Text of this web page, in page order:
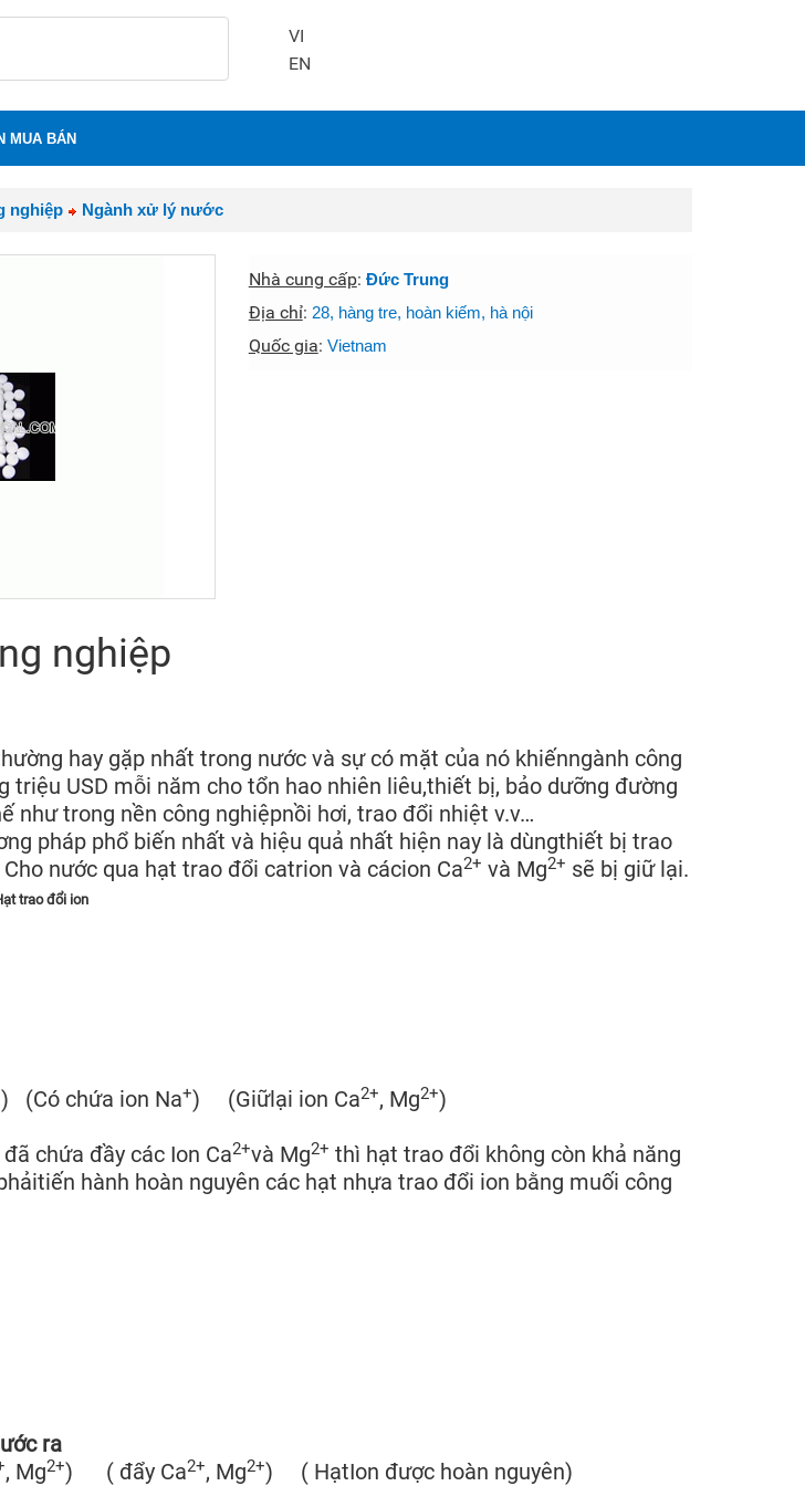
VI
EN
MUA BÁN
nghiệp Ngành xử lý nước
Nhà cung cấp: Đức Trung
Địa chỉ: 28, hàng tre, hoàn kiếm, hà nội
Quốc gia: Vietnam
nghiệp
hay gặp nhất trong nước và sự có mặt của nó khiếnngành công
triệu USD mỗi năm cho tổn hao nhiên liêu,thiết bị, bảo dưỡng đường
như trong nền công nghiệpnồi hơi, trao đổi nhiệt v.v…
pháp phổ biến nhất và hiệu quả nhất hiện nay là dùngthiết bị trao
nước qua hạt trao đổi catrion và cácion Ca2+ và Mg2+ sẽ bị giữ lại.
trao đổi ion
) (Có chứa ion Na+) (Giữlại ion Ca2+, Mg2+)
chứa đầy các Ion Ca2+và Mg2+ thì hạt trao đổi không còn khả năng
hành hoàn nguyên các hạt nhựa trao đổi ion bằng muối công
ra
, Mg2+) ( đẩy Ca2+, Mg2+) ( HạtIon được hoàn nguyên)